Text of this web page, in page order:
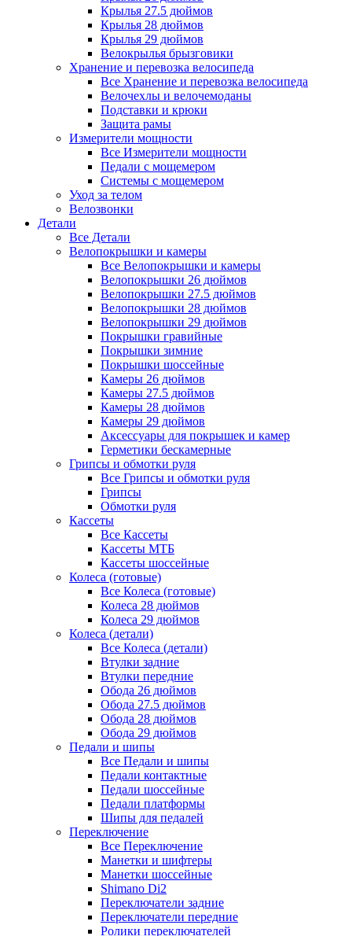
Крылья 27.5 дюймов
Крылья 28 дюймов
Крылья 29 дюймов
Велокрылья брызговики
Хранение и перевозка велосипеда
Все Хранение и перевозка велосипеда
Велочехлы и велочемоданы
Подставки и крюки
Защита рамы
Измерители мощности
Все Измерители мощности
Педали с мощемером
Системы с мощемером
Уход за телом
Велозвонки
Детали
Все Детали
Велопокрышки и камеры
Все Велопокрышки и камеры
Велопокрышки 26 дюймов
Велопокрышки 27.5 дюймов
Велопокрышки 28 дюймов
Велопокрышки 29 дюймов
Покрышки гравийные
Покрышки зимние
Покрышки шоссейные
Камеры 26 дюймов
Камеры 27.5 дюймов
Камеры 28 дюймов
Камеры 29 дюймов
Аксессуары для покрышек и камер
Герметики бескамерные
Грипсы и обмотки руля
Все Грипсы и обмотки руля
Грипсы
Обмотки руля
Кассеты
Все Кассеты
Кассеты МТБ
Кассеты шоссейные
Колеса (готовые)
Все Колеса (готовые)
Колеса 28 дюймов
Колеса 29 дюймов
Колеса (детали)
Все Колеса (детали)
Втулки задние
Втулки передние
Обода 26 дюймов
Обода 27.5 дюймов
Обода 28 дюймов
Обода 29 дюймов
Педали и шипы
Все Педали и шипы
Педали контактные
Педали шоссейные
Педали платформы
Шипы для педалей
Переключение
Все Переключение
Манетки и шифтеры
Манетки шоссейные
Shimano Di2
Переключатели задние
Переключатели передние
Ролики переключателей